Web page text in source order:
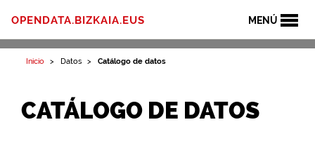
MENÚ
OPENDATA.BIZKAIA.EUS
Inicio Datos Catálogo de datos
CATÁLOGO DE DATOS